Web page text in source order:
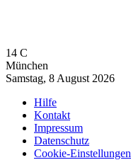
14 C
München
Samstag, 8 August 2026
Hilfe
Kontakt
Impressum
Datenschutz
Cookie-Einstellungen